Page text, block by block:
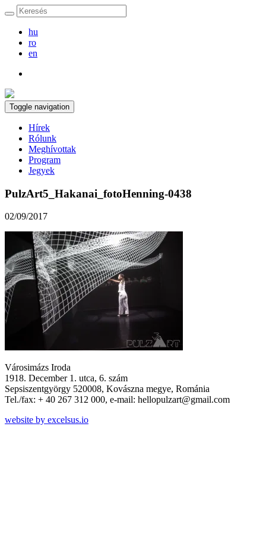
hu
ro
en
Toggle navigation
Hírek
Rólunk
Meghívottak
Program
Jegyek
PulzArt5_Hakanai_fotoHenning-0438
02/09/2017
Városimázs Iroda
1918. December 1. utca, 6. szám
Sepsiszentgyörgy 520008, Kovászna megye, Románia
Tel./fax: + 40 267 312 000, e-mail: hellopulzart@gmail.com
website by excelsus.io